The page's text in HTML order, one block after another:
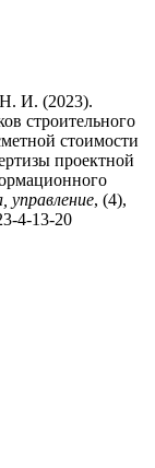
И. (2023).
строительного
стоимости
проектной
управление, (4),
4-13-20